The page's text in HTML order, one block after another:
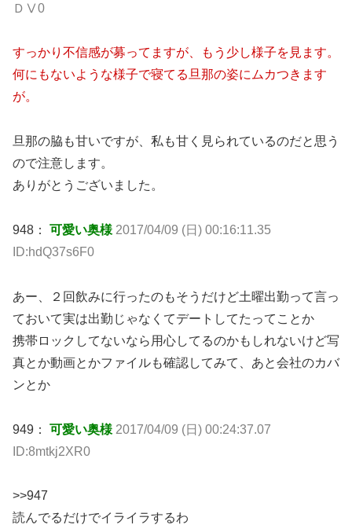
ＤⅤ0
すっかり不信感が募ってますが、もう少し様子を見ます。
何にもないような様子で寝てる旦那の姿にムカつきます
が。
旦那の脇も甘いですが、私も甘く見られているのだと思う
ので注意します。
ありがとうございました。
948： 可愛い奥様 2017/04/09 (日) 00:16:11.35
ID:hdQ37s6F0
あー、２回飲みに行ったのもそうだけど土曜出勤って言っ
ておいて実は出勤じゃなくてデートしてたってことか
携帯ロックしてないなら用心してるのかもしれないけど写
真とか動画とかファイルも確認してみて、あと会社のカバ
ンとか
949： 可愛い奥様 2017/04/09 (日) 00:24:37.07
ID:8mtkj2XR0
>>947
読んでるだけでイライラするわ